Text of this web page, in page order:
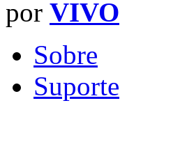
por VIVO
Sobre
Suporte